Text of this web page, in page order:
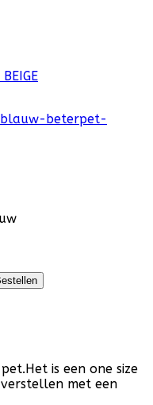
is een one size
met een